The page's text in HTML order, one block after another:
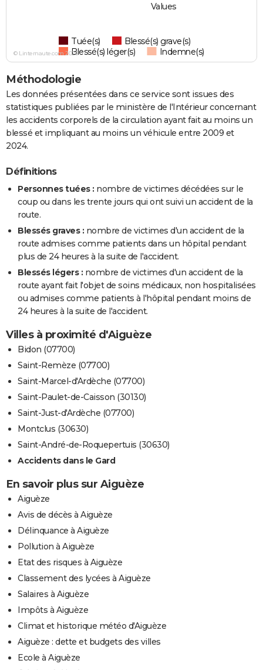
Values
Tuée(s)
Blessé(s) grave(s)
Blessé(s) léger(s)
Indemne(s)
© Linternaute.com 2026
Méthodologie
Les données présentées dans ce service sont issues des
statistiques publiées par le ministère de l'Intérieur concernant
les accidents corporels de la circulation ayant fait au moins un
blessé et impliquant au moins un véhicule entre 2009 et
2024.
Définitions
Personnes tuées : nombre de victimes décédées sur le
coup ou dans les trente jours qui ont suivi un accident de la
route.
Blessés graves : nombre de victimes d'un accident de la
route admises comme patients dans un hôpital pendant
plus de 24 heures à la suite de l'accident.
Blessés légers : nombre de victimes d'un accident de la
route ayant fait l'objet de soins médicaux, non hospitalisées
ou admises comme patients à l'hôpital pendant moins de
24 heures à la suite de l'accident.
Villes à proximité d'Aiguèze
Bidon (07700)
Saint-Remèze (07700)
Saint-Marcel-d'Ardèche (07700)
Saint-Paulet-de-Caisson (30130)
Saint-Just-d'Ardèche (07700)
Montclus (30630)
Saint-André-de-Roquepertuis (30630)
Accidents dans le Gard
En savoir plus sur Aiguèze
Aiguèze
Avis de décès à Aiguèze
Délinquance à Aiguèze
Pollution à Aiguèze
Etat des risques à Aiguèze
Classement des lycées à Aiguèze
Salaires à Aiguèze
Impôts à Aiguèze
Climat et historique météo d'Aiguèze
Aiguèze : dette et budgets des villes
Ecole à Aiguèze